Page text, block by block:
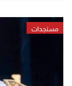
مستجدات